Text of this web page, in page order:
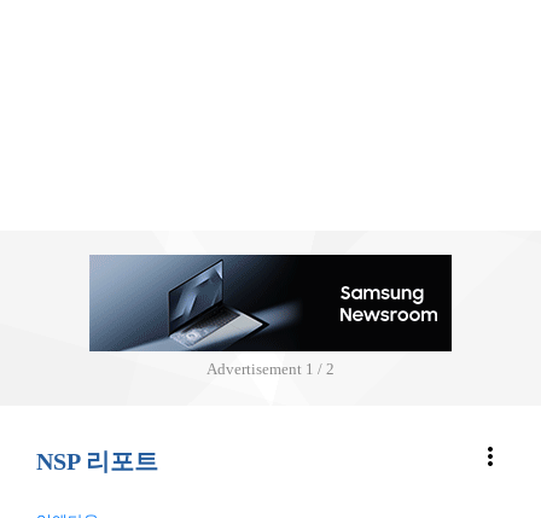
Advertisement 2 / 2
NSP 리포트 more_vert